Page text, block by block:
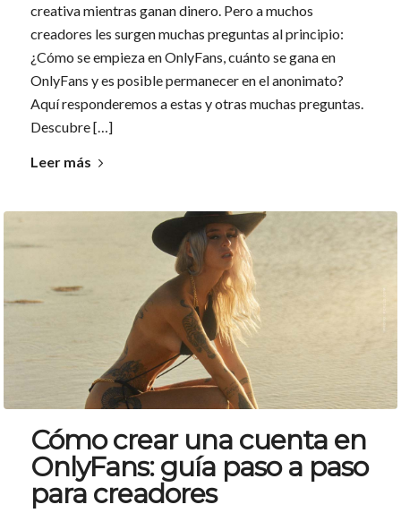
creativa mientras ganan dinero. Pero a muchos
creadores les surgen muchas preguntas al principio:
¿Cómo se empieza en OnlyFans, cuánto se gana en
OnlyFans y es posible permanecer en el anonimato?
Aquí responderemos a estas y otras muchas preguntas.
Descubre […]
Leer más
Cómo crear una cuenta en
OnlyFans: guía paso a paso
para creadores